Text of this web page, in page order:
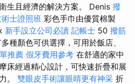
生且經濟的解決方案。 Denis 撥
士證照班 彩色手巾由優質棉製
新手設立公司必讀 記帳士 50 撥筋
種顏色可供選擇，可用於飯店、
推薦 假牙費用參考 在舒適的家中
床經過精心設計，可快速折疊和展
。 雙眼皮手術讓眼睛更有神采 折